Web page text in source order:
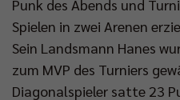
Punk des Abends und
Spielen in zwei Arenen
Sein Landsmann Hanes
zum MVP des Turniers
Diagonalspieler satte 23